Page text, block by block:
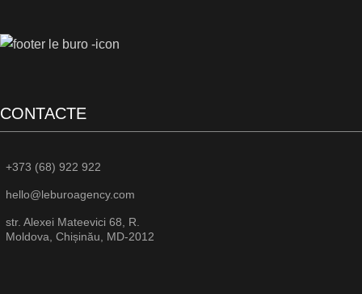
CONTACTE
+373 (68) 922 922
hello@leburoagency.com
str. Alexei Mateevici 68, R.
Moldova, Chișinău, MD-2012